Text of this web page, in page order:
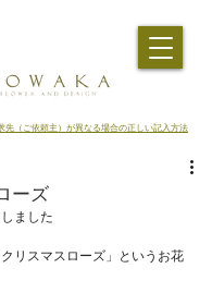
先（ご依頼主）が異なる場合の正しい記入方法
ーズ
ました
リスマスローズ」というお花